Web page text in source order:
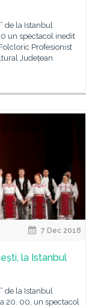
de la Istanbul
un spectacol inedit
Profesionist
Județean
7 Dec 2018
la Istanbul
de la Istanbul
20. 00, un spectacol